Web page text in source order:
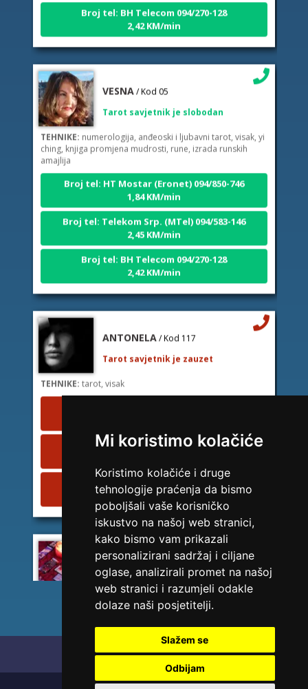
Mi koristimo kolačiće
Koristimo kolačiće i druge
tehnologije praćenja da bismo
poboljšali vaše korisničko
iskustvo na našoj web stranici,
kako bismo vam prikazali
personalizirani sadržaj i ciljane
oglase, analizirali promet na našoj
web stranici i razumjeli odakle
dolaze naši posjetitelji.
Slažem se
Odbijam
Broj tel: BH Telecom 094/270-128
2,42 KM/min
VESNA / Kod 05
Tarot savjetnik je slobodan
TEHNIKE:numerologija, anđeoski i ljubavni tarot, visak, yi
ching, knjiga promjena mudrosti, rune, izrada runskih
amajlija
Broj tel: HT Mostar (Eronet) 094/850-746
1,84 KM/min
Broj tel: Telekom Srp. (MTel) 094/583-146
2,45 KM/min
Broj tel: BH Telecom 094/270-128
2,42 KM/min
ANTONELA / Kod 117
Tarot savjetnik je zauzet
TEHNIKE:tarot, visak
Broj tel: Telekom Srp. (MTel) 094/583-146
Broj tel: BH Telecom 094/270-128
2,42 KM/min
LUCIJA/ Kod #136
Tarot savjetnik je zauzet
sudbinske karte, anđeoske poruke
Broj tel: HT Mostar (Eronet) 094/850-746
1,84 KM/min
Broj tel: Telekom Srp. (MTel) 094/583-146
2,45 KM/min
Početna Polica privatnosti